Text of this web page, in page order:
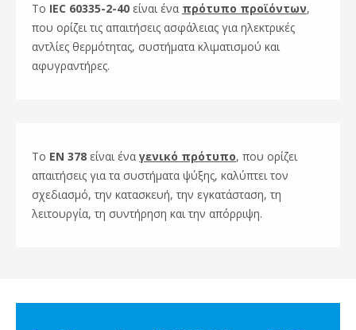
Το IEC 60335-2-40 είναι ένα πρότυπο προϊόντων,
που ορίζει τις απαιτήσεις ασφάλειας για ηλεκτρικές
αντλίες θερμότητας, συστήματα κλιματισμού και
αφυγραντήρες.
Το EN 378 είναι ένα γενικό πρότυπο, που ορίζει
απαιτήσεις για τα συστήματα ψύξης, καλύπτει τον
σχεδιασμό, την κατασκευή, την εγκατάσταση, τη
λειτουργία, τη συντήρηση και την απόρριψη.